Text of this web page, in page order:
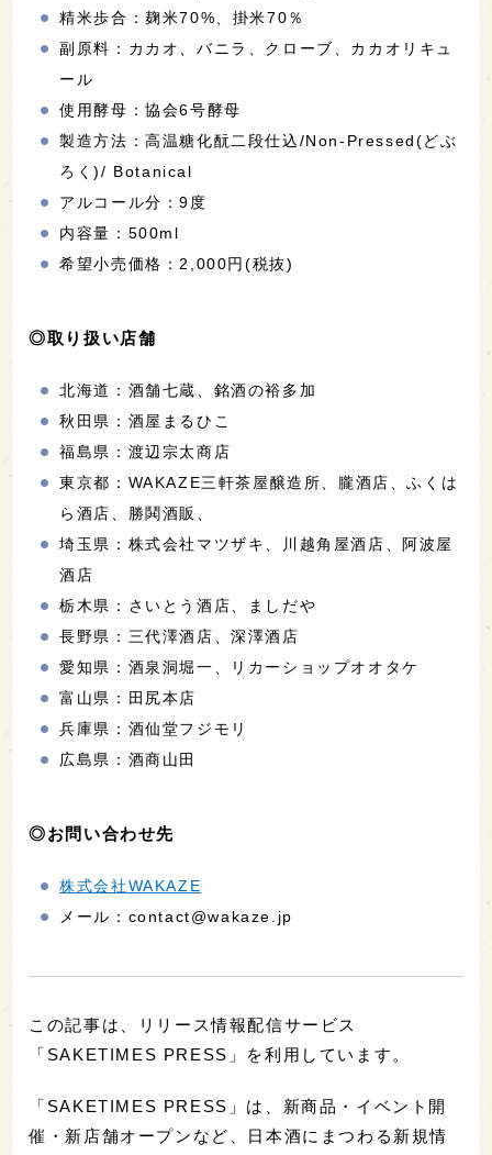
精米歩合：麹米70%、掛米70％
副原料：カカオ、バニラ、クローブ、カカオリキュ
ール
使用酵母：協会6号酵母
製造方法：高温糖化酛二段仕込/Non-Pressed(どぶ
ろく)/ Botanical
アルコール分：9度
内容量：500ml
希望小売価格：2,000円(税抜)
◎取り扱い店舗
北海道：酒舗七蔵、銘酒の裕多加
秋田県：酒屋まるひこ
福島県：渡辺宗太商店
東京都：WAKAZE三軒茶屋醸造所、朧酒店、ふくは
ら酒店、勝鬨酒販、
埼玉県：株式会社マツザキ、川越角屋酒店、阿波屋
酒店
栃木県：さいとう酒店、ましだや
長野県：三代澤酒店、深澤酒店
愛知県：酒泉洞堀一、リカーショップオオタケ
富山県：田尻本店
兵庫県：酒仙堂フジモリ
広島県：酒商山田
◎お問い合わせ先
株式会社WAKAZE
メール：contact@wakaze.jp
この記事は、リリース情報配信サービス
「SAKETIMES PRESS」を利用しています。
「SAKETIMES PRESS」は、新商品・イベント開
催・新店舗オープンなど、日本酒にまつわる新規情